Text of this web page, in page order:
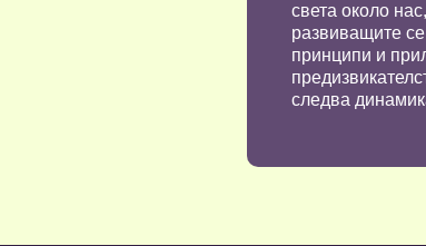
света около
развиващите
принципи и
следва